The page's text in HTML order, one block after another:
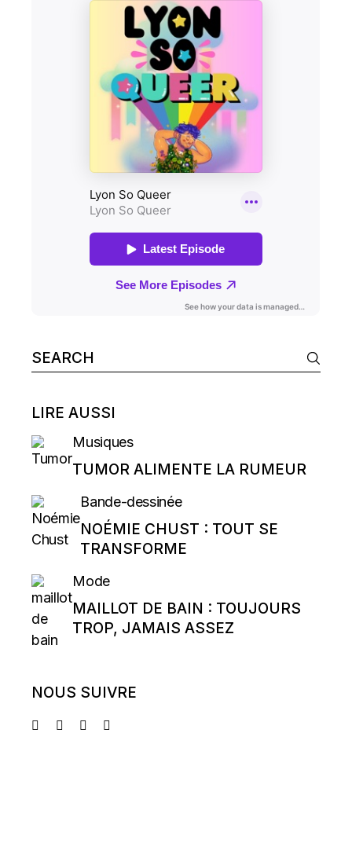
Search
for:
LIRE AUSSI
Musiques
TUMOR ALIMENTE LA RUMEUR
Bande-dessinée
NOÉMIE CHUST : TOUT SE
TRANSFORME
Mode
MAILLOT DE BAIN : TOUJOURS
TROP, JAMAIS ASSEZ
NOUS SUIVRE